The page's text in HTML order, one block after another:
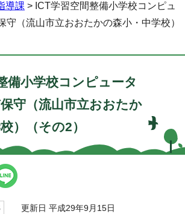
導課 > ICT学習空間整備小学校コンピュ
守（流山市立おおたかの森小・中学校）
備小学校コンピュータ
守（流山市立おおたか
）（その2）
更新日 平成29年9月15日